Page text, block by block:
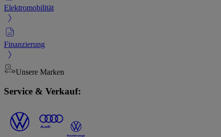
Elektromobilität
Finanzierung
Unsere Marken
Service & Verkauf: